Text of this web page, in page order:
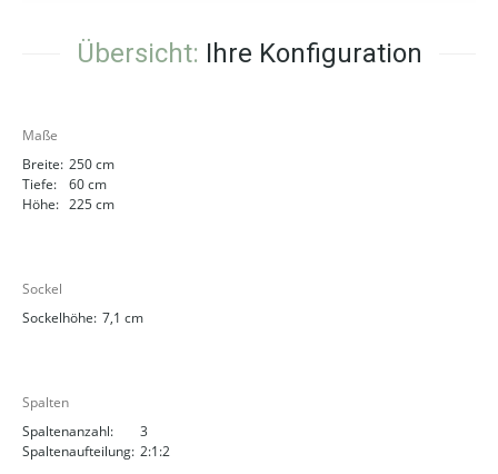
Übersicht: Ihre Konfiguration
Maße
Breite: 250 cm
Tiefe:
60 cm
Höhe: 225 cm
Sockel
Sockelhöhe: 7,1 cm
Spalten
Spaltenanzahl:
3
Spaltenaufteilung: 2:1:2